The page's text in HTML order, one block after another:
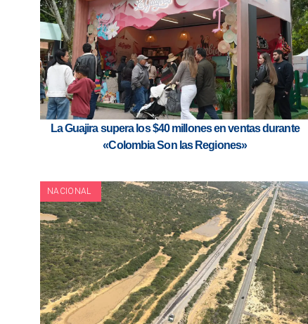
La Guajira supera los $40 millones en ventas durante
«Colombia Son las Regiones»
NACIONAL